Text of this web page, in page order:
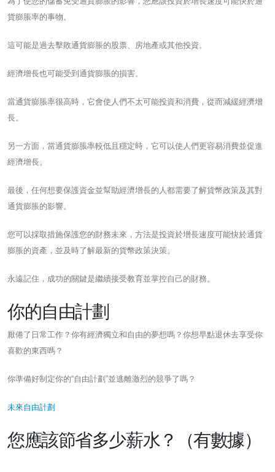
貨膨脹率的事物。
這可能是過去擊敗通貨膨脹的股票、房地產或其他投資。
經濟增長也可能受到通貨膨脹的損害。
當通貨膨脹率很高時，它會使人們不太可能投資和消費，從而減緩經濟增
長。
另一方面，當通貨膨脹率較低且穩定時，它可以使人們更容易消費並促進
經濟增長。
最後，任何想要保護資金並幫助經濟增長的人都需要了解貨幣政策及其對
通貨膨脹的影響。
您可以採取措施保護您的財務未來，方法是投資於增長速度可能快於通貨
膨脹的資產，並及時了解最新的貨幣政策決策。
永遠記住，成功的關鍵是繼續接受教育並掌控自己的財務。
你的自由計劃
厭倦了日常工作？你有經濟獨立和自由的夢想嗎？你想早點退休去享受你
喜歡的東西嗎？
你準備好制定你的“自由計劃”並逃離激烈的競爭了嗎？
未來自由計劃
您應該節省多少薪水？（有數據）